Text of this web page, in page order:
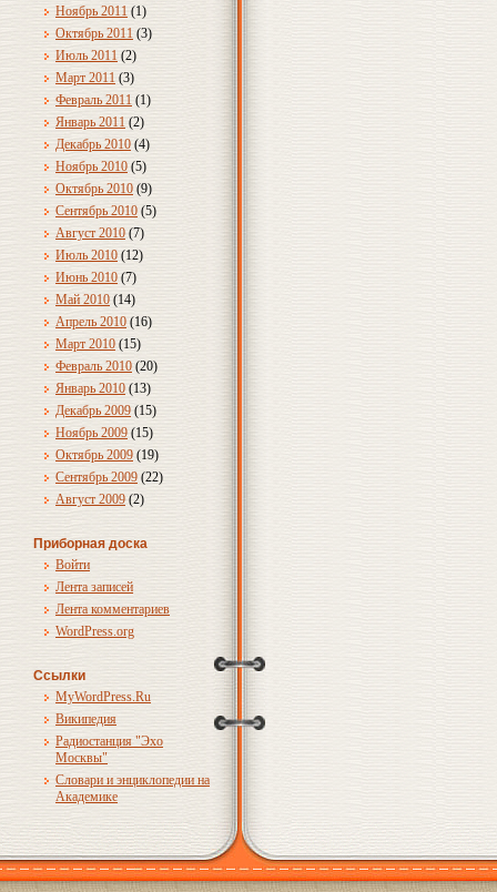
Ноябрь 2011 (1)
Октябрь 2011 (3)
Июль 2011 (2)
Март 2011 (3)
Февраль 2011 (1)
Январь 2011 (2)
Декабрь 2010 (4)
Ноябрь 2010 (5)
Октябрь 2010 (9)
Сентябрь 2010 (5)
Август 2010 (7)
Июль 2010 (12)
Июнь 2010 (7)
Май 2010 (14)
Апрель 2010 (16)
Март 2010 (15)
Февраль 2010 (20)
Январь 2010 (13)
Декабрь 2009 (15)
Ноябрь 2009 (15)
Октябрь 2009 (19)
Сентябрь 2009 (22)
Август 2009 (2)
Приборная доска
Войти
Лента записей
Лента комментариев
WordPress.org
Ссылки
MyWordPress.Ru
Википедия
Радиостанция "Эхо
Москвы"
Словари и энциклопедии на
Академике